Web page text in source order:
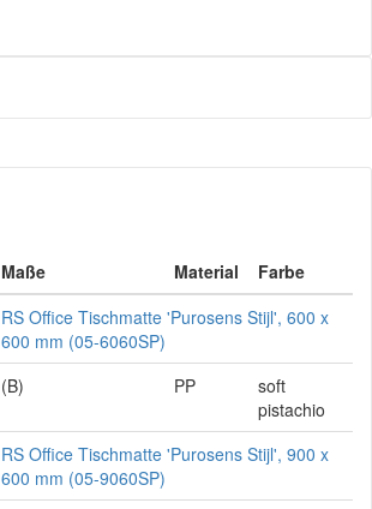
Maße Material
Farbe
RS Office Tischmatte 'Purosens Stijl', 600 x
600 mm (05-6060SP)
(B)
PP
soft
pistachio
RS Office Tischmatte 'Purosens Stijl', 900 x
600 mm (05-9060SP)